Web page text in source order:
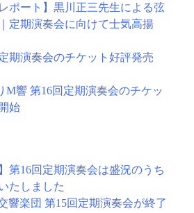
レポート】黒川正三先生による弦
定期演奏会に向けて士気高揚
期演奏会のチケット好評発売
M響 第16回定期演奏会のチケッ
始
第16回定期演奏会は盛況のうち
たしました
響楽団 第15回定期演奏会が終了